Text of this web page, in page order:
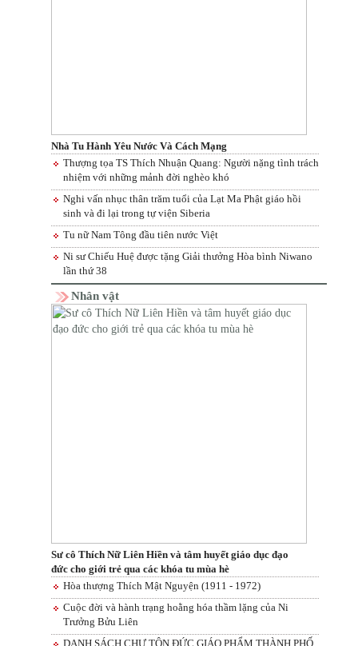
Nhà Tu Hành Yêu Nước Và Cách Mạng
Thượng tọa TS Thích Nhuận Quang: Người nặng tình trách
nhiệm với những mảnh đời nghèo khó
Nghi vấn nhục thân trăm tuổi của Lạt Ma Phật giáo hồi
sinh và đi lại trong tự viện Siberia
Tu nữ Nam Tông đầu tiên nước Việt
Ni sư Chiếu Huệ được tặng Giải thưởng Hòa bình Niwano
lần thứ 38
Nhân vật
Sư cô Thích Nữ Liên Hiền và tâm huyết giáo dục đạo
đức cho giới trẻ qua các khóa tu mùa hè
Hòa thượng Thích Mật Nguyện (1911 - 1972)
Cuộc đời và hành trạng hoằng hóa thầm lặng của Ni
Trưởng Bửu Liên
DANH SÁCH CHƯ TÔN ĐỨC GIÁO PHẨM THÀNH PHỐ